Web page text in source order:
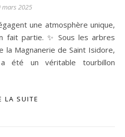
mars 2025
fait partie. ✨ Sous les arbres
la Magnanerie de Saint Isidore,
été un véritable tourbillon
LA SUITE